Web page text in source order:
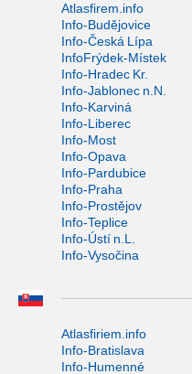
Atlasfirem.info
Info-Budějovice
Info-Česká Lípa
InfoFrýdek-Místek
Info-Hradec Kr.
Info-Jablonec n.N.
Info-Karviná
Info-Liberec
Info-Most
Info-Opava
Info-Pardubice
Info-Praha
Info-Prostějov
Info-Teplice
Info-Ústí n.L.
Info-Vysočina
Atlasfiriem.info
Info-Bratislava
Info-Humenné